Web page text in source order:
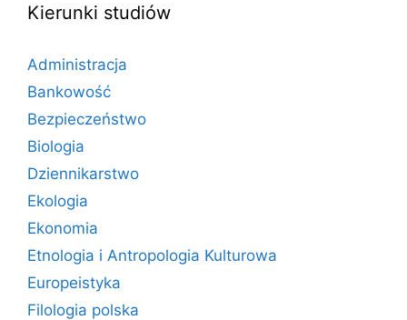
Kierunki studiów
Administracja
Bankowość
Bezpieczeństwo
Biologia
Dziennikarstwo
Ekologia
Ekonomia
Etnologia i Antropologia Kulturowa
Europeistyka
Filologia polska